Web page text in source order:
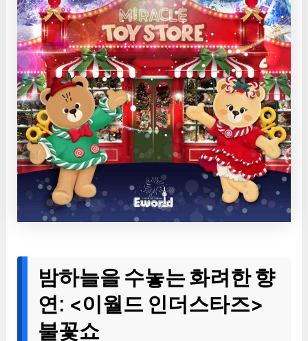
밤하늘을 수놓는 화려한 향
연: <이월드 인더스타즈>
불꽃쇼